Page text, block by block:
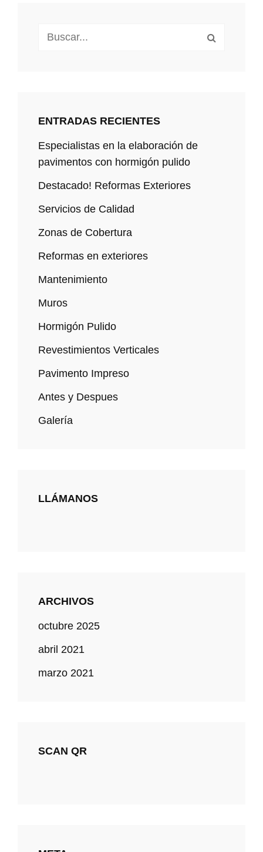
Buscar:
ENTRADAS RECIENTES
Especialistas en la elaboración de
pavimentos con hormigón pulido
Destacado! Reformas Exteriores
Servicios de Calidad
Zonas de Cobertura
Reformas en exteriores
Mantenimiento
Muros
Hormigón Pulido
Revestimientos Verticales
Pavimento Impreso
Antes y Despues
Galería
LLÁMANOS
ARCHIVOS
octubre 2025
abril 2021
marzo 2021
SCAN QR